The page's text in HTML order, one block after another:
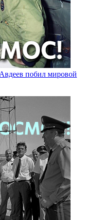
побил мировой